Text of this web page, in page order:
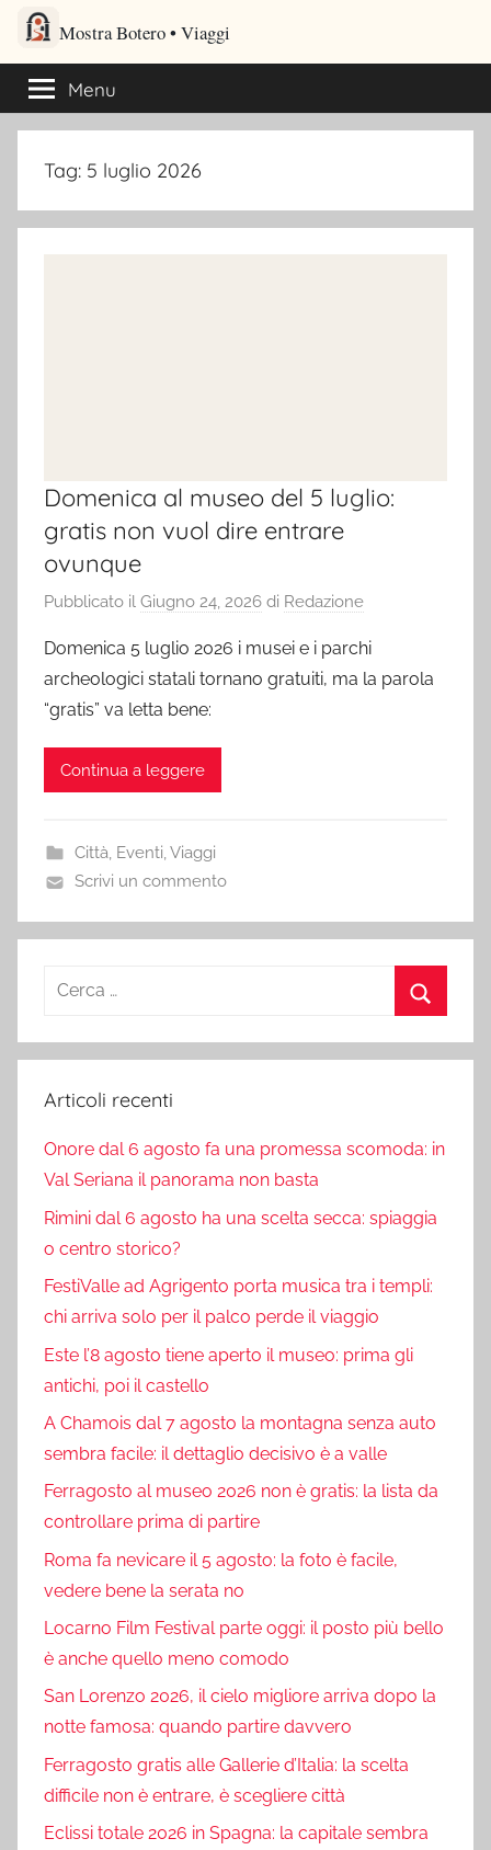
Salta
contenuto
Mostra Botero – Viaggi
Viaggi culturali e itinerari turistici per gli amanti dei viaggi
Menu
Tag: 5 luglio 2026
Domenica al museo del 5 luglio:
gratis non vuol dire entrare
ovunque
Pubblicato il Giugno 24, 2026 di Redazione
Domenica 5 luglio 2026 i musei e i parchi
archeologici statali tornano gratuiti, ma la parola
“gratis” va letta bene:
Continua a leggere
Città, Eventi,Viaggi
Scrivi un commento
Ricerca
Articoli recenti
Onore dal 6 agosto fa una promessa scomoda: in
Val Seriana il panorama non basta
Rimini dal 6 agosto ha una scelta secca: spiaggia
o centro storico?
FestiValle ad Agrigento porta musica tra i templi:
chi arriva solo per il palco perde il viaggio
Este l’8 agosto tiene aperto il museo: prima gli
antichi, poi il castello
A Chamois dal 7 agosto la montagna senza auto
sembra facile: il dettaglio decisivo è a valle
Ferragosto al museo 2026 non è gratis: la lista da
controllare prima di partire
Roma fa nevicare il 5 agosto: la foto è facile,
vedere bene la serata no
Locarno Film Festival parte oggi: il posto più bello
è anche quello meno comodo
San Lorenzo 2026, il cielo migliore arriva dopo la
notte famosa: quando partire davvero
Ferragosto gratis alle Gallerie d’Italia: la scelta
difficile non è entrare, è scegliere città
Eclissi totale 2026 in Spagna: la capitale sembra